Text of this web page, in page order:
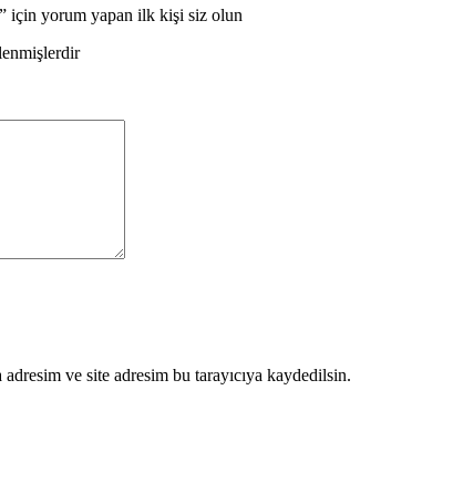
yorum yapan ilk kişi siz olun
ve site adresim bu tarayıcıya kaydedilsin.